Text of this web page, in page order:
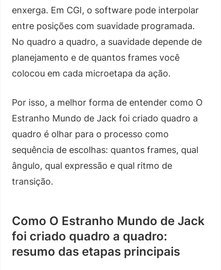
enxerga. Em CGI, o software pode interpolar
entre posições com suavidade programada.
No quadro a quadro, a suavidade depende de
planejamento e de quantos frames você
colocou em cada microetapa da ação.
Por isso, a melhor forma de entender como O
Estranho Mundo de Jack foi criado quadro a
quadro é olhar para o processo como
sequência de escolhas: quantos frames, qual
ângulo, qual expressão e qual ritmo de
transição.
Como O Estranho Mundo de Jack
foi criado quadro a quadro:
resumo das etapas principais